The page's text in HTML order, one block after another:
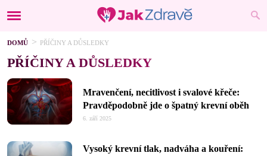
DOMŮ PŘÍČINY A DŮSLEDKY
PŘÍČINY A DŮSLEDKY
Mravenčení, necitlivost i svalové křeče:
Pravděpodobně jde o špatný krevní oběh
6. září 2025
Vysoký krevní tlak, nadváha a kouření: